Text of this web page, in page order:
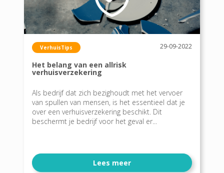
VerhuisTips 29-09-2022
Het belang van een allrisk
verhuisverzekering
Als bedrijf dat zich bezighoudt met het vervoer
van spullen van mensen, is het essentieel dat je
over een verhuisverzekering beschikt. Dit
beschermt je bedrijf voor het geval er...
Lees meer